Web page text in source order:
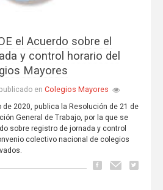
el Acuerdo sobre el
y control horario del
Mayores
en Colegios Mayores
de 2020, publica la Resolución de 21 de
General de Trabajo, por la que se
sobre registro de jornada y control
colectivo nacional de colegios